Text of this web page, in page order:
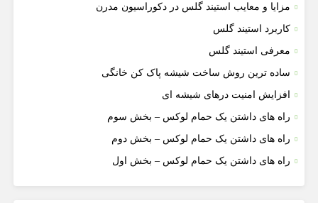
مزایا و معایب استیند گلس در دکوراسیون مدرن
کاربرد استیند گلس
معرفی استیند گلس
ساده ترین روش ساخت شیشه پاک کن خانگی
افزایش امنیت درهای شیشه ای
راه های داشتن یک حمام لوکس – بخش سوم
راه های داشتن یک حمام لوکس – بخش دوم
راه های داشتن یک حمام لوکس – بخش اول